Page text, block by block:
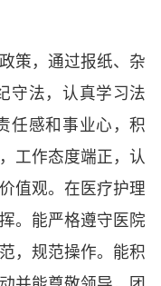
策，通过报纸、杂
守法，认真学习法
任感和事业心，积
工作态度端正，认
值观。在医疗护理
。能严格遵守医院
，规范操作。能积